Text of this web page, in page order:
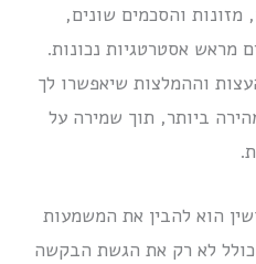
והסכמים שונים,
מראש אסטרטגיות נכונות.
וההמלצות שיאפשרו לך
ביותר, תוך שמירה על
הוא להבין את המשמעות
כולל לא רק את הגשת הבקשה